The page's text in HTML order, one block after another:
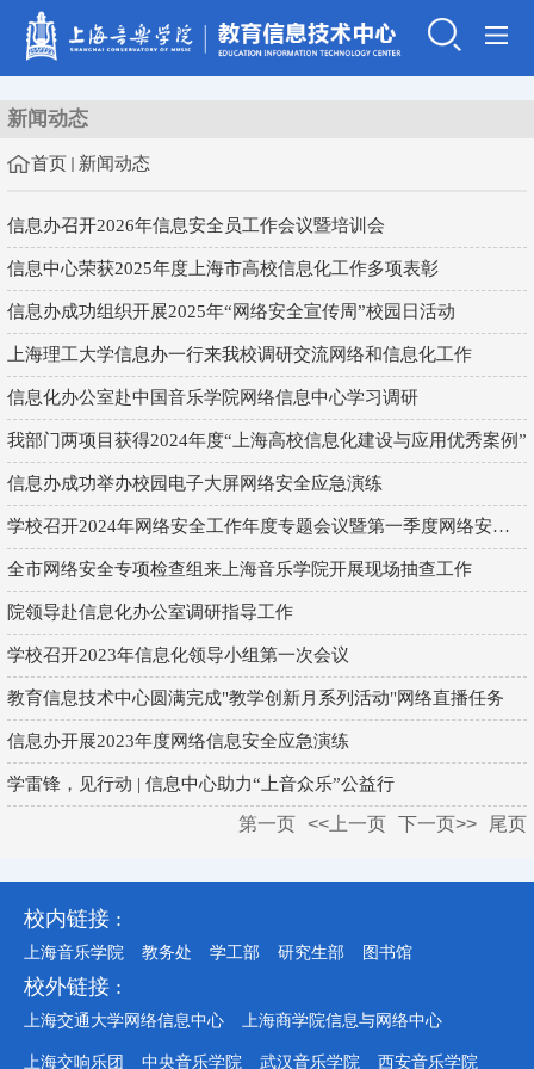
新闻动态
首页 新闻动态
信息办召开2026年信息安全员工作会议暨培训会
信息中心荣获2025年度上海市高校信息化工作多项表彰
信息办成功组织开展2025年“网络安全宣传周”校园日活动
上海理工大学信息办一行来我校调研交流网络和信息化工作
信息化办公室赴中国音乐学院网络信息中心学习调研
我部门两项目获得2024年度“上海高校信息化建设与应用优秀案例”
信息办成功举办校园电子大屏网络安全应急演练
学校召开2024年网络安全工作年度专题会议暨第一季度网络安全工作...
全市网络安全专项检查组来上海音乐学院开展现场抽查工作
院领导赴信息化办公室调研指导工作
学校召开2023年信息化领导小组第一次会议
教育信息技术中心圆满完成"教学创新月系列活动"网络直播任务
信息办开展2023年度网络信息安全应急演练
学雷锋，见行动 | 信息中心助力“上音众乐”公益行
第一页 <<上一页 下一页>> 尾页
校内链接 :
上海音乐学院 教务处 学工部 研究生部 图书馆
校外链接 :
上海交通大学网络信息中心 上海商学院信息与网络中心
上海交响乐团 中央音乐学院 武汉音乐学院 西安音乐学院